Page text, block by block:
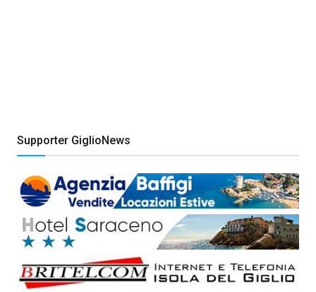
Supporter GiglioNews